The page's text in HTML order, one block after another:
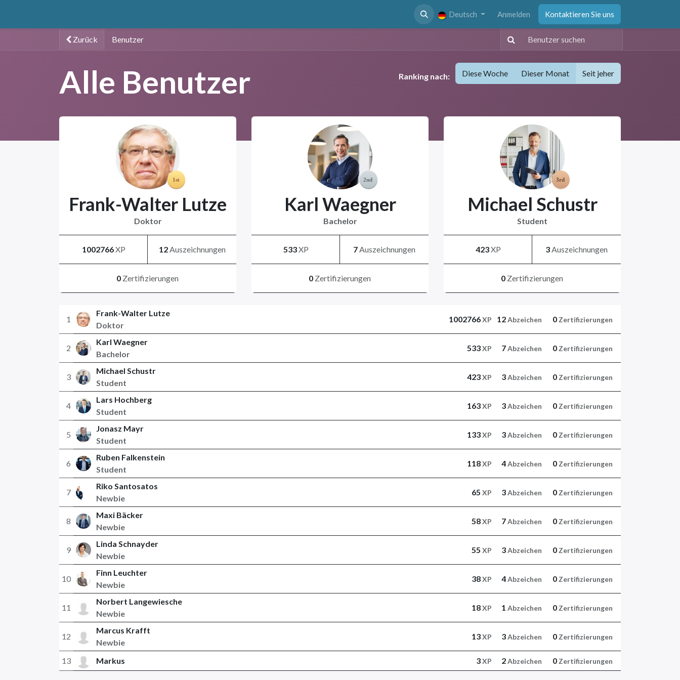
Deutsch Anmelden Kontaktieren Sie uns
Zurück Benutzer
Alle Benutzer Ranking nach: Diese Woche Dieser Monat Seit jeher
Frank-Walter Lutze
Doktor
1002766XP 12Auszeichnungen
0 Zertifizierungen
Karl Waegner
Bachelor
533XP 7Auszeichnungen
0 Zertifizierungen
Michael Schustr
Student
423XP 3Auszeichnungen
0 Zertifizierungen
1
Frank-Walter Lutze
Doktor
1002766XP 12Abzeichen 0 Zertifizierungen
2
Karl Waegner
Bachelor
533XP 7Abzeichen 0 Zertifizierungen
3
Michael Schustr
Student
423XP 3Abzeichen 0 Zertifizierungen
4
Lars Hochberg
Student
163XP 3Abzeichen 0 Zertifizierungen
5
Jonasz Mayr
Student
133XP 3Abzeichen 0 Zertifizierungen
6
Ruben Falkenstein
Student
118XP 4Abzeichen 0 Zertifizierungen
7
Riko Santosatos
Newbie
65 XP 3Abzeichen 0 Zertifizierungen
8
Maxi Bäcker
Newbie
58XP 7Abzeichen 0 Zertifizierungen
9
Linda Schnayder
Newbie
55 XP 3Abzeichen 0 Zertifizierungen
10
Finn Leuchter
Newbie
38XP 4Abzeichen 0 Zertifizierungen
11
Norbert Langewiesche
Newbie
18XP 1 Abzeichen 0 Zertifizierungen
12
Marcus Krafft
Newbie
13XP 3Abzeichen 0 Zertifizierungen
13 Markus 3XP 2Abzeichen 0 Zertifizierungen